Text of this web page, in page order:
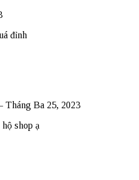
đỉnh
Tháng Ba 25, 2023
shop ạ